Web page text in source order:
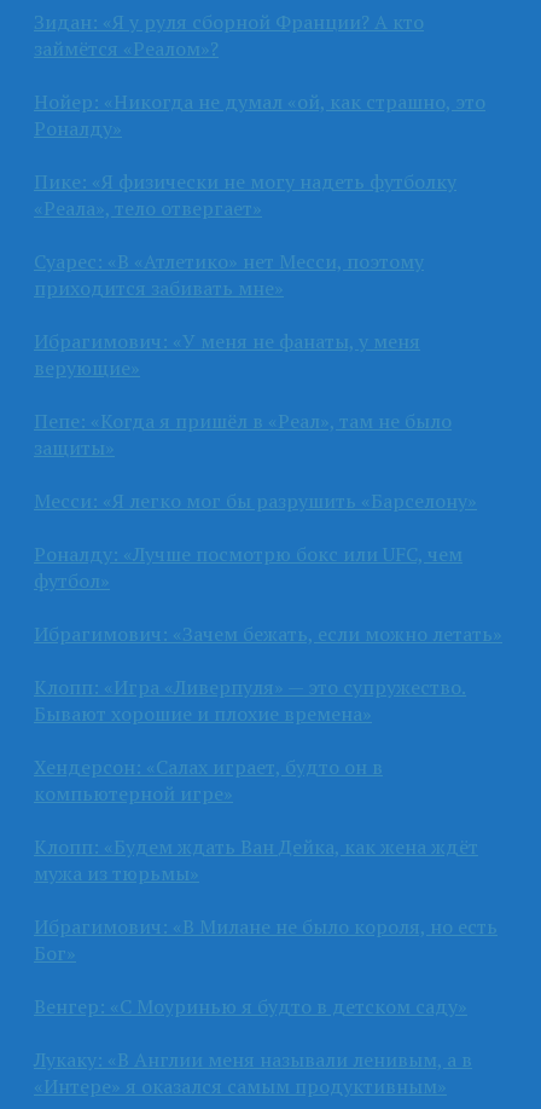
Зидан: «Я у руля сборной Франции? А кто
займётся «Реалом»?
Нойер: «Никогда не думал «ой, как страшно, это
Роналду»
Пике: «Я физически не могу надеть футболку
«Реала», тело отвергает»
Суарес: «В «Атлетико» нет Месси, поэтому
приходится забивать мне»
Ибрагимович: «У меня не фанаты, у меня
верующие»
Пепе: «Когда я пришёл в «Реал», там не было
защиты»
Месси: «Я легко мог бы разрушить «Барселону»
Роналду: «Лучше посмотрю бокс или UFC, чем
футбол»
Ибрагимович: «Зачем бежать, если можно летать»
Клопп: «Игра «Ливерпуля» — это супружество.
Бывают хорошие и плохие времена»
Хендерсон: «Салах играет, будто он в
компьютерной игре»
Клопп: «Будем ждать Ван Дейка, как жена ждёт
мужа из тюрьмы»
Ибрагимович: «В Милане не было короля, но есть
Бог»
Венгер: «С Моуринью я будто в детском саду»
Лукаку: «В Англии меня называли ленивым, а в
«Интере» я оказался самым продуктивным»